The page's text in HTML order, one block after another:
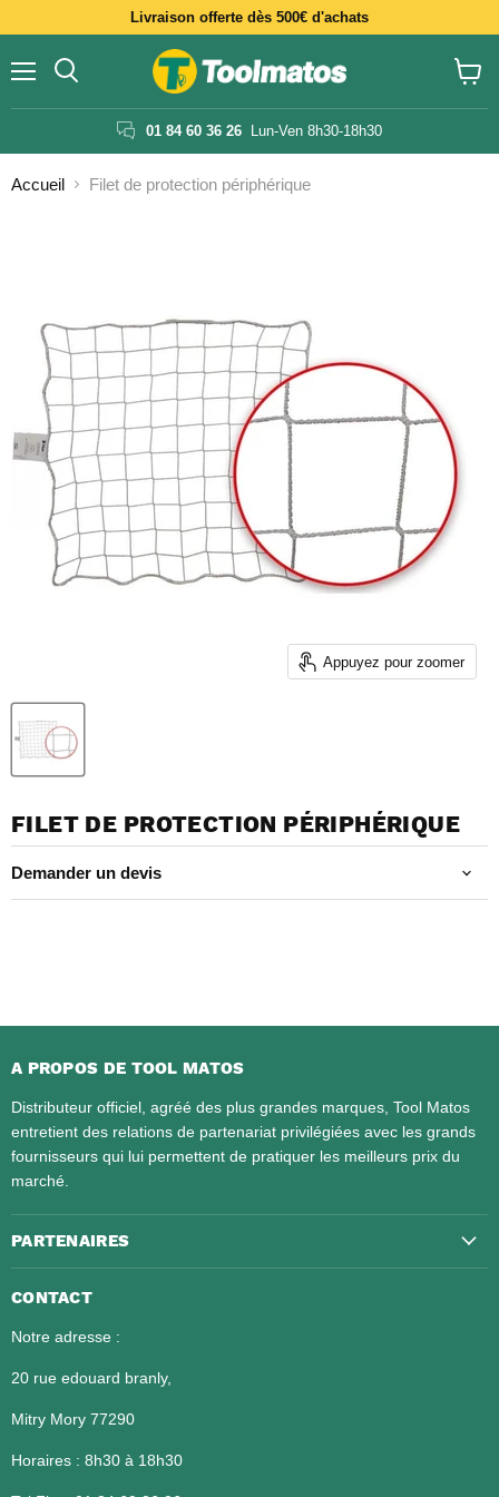
Livraison offerte dès 500€ d'achats
01 84 60 36 26 Lun-Ven 8h30-18h30
le
Accueil Filet de protection périphérique
Appuyez pour zoomer
FILET DE PROTECTION PÉRIPHÉRIQUE
Demander un devis
A PROPOS DE TOOL MATOS
Distributeur officiel, agréé des plus grandes marques, Tool Matos
entretient des relations de partenariat privilégiées avec les grands
fournisseurs qui lui permettent de pratiquer les meilleurs prix du
marché.
PARTENAIRES
CONTACT
Notre adresse :
20 rue edouard branly,
Mitry Mory 77290
Horaires : 8h30 à 18h30